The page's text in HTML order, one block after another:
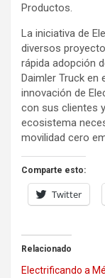
Productos.
La iniciativa de
diversos
rápida adopción
Daimler Truck en
innovación de
con sus clientes
ecosistema
movilidad cero
Comparte esto:
Twitter
Relacionado
Electrificando a